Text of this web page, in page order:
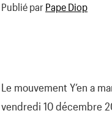
Publié par Pape Diop
Le mouvement Y’en a
vendredi 10 décembre